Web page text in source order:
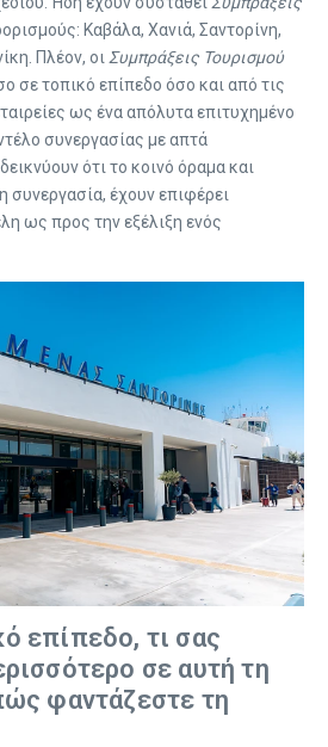
Καβάλα, Χανιά, Σαντορίνη,
Πλέον, οι Συμπράξεις Τουρισμού
σε τοπικό επίπεδο όσο και από τις
ως ένα απόλυτα επιτυχημένο
συνεργασίας με απτά
ότι το κοινό όραμα και
συνεργασία, έχουν επιφέρει
ως προς την εξέλιξη ενός
επίπεδο, τι σας
σε αυτή τη
φαντάζεστε τη